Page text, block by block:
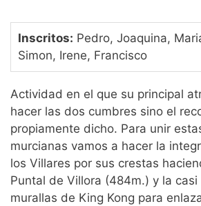
Inscritos: Pedro, Joaquina,
Simon, Irene, Francisco
Actividad en el que su principal
hacer las dos cumbres sino el
propiamente dicho. Para unir
murcianas vamos a hacer la
los Villares por sus crestas
Puntal de Villora (484m.) y la
murallas de King Kong para